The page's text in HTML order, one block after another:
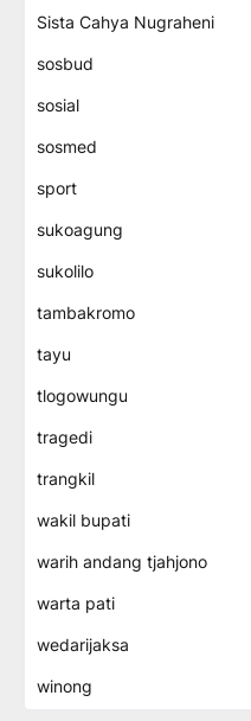
Sista Cahya Nugraheni
sosbud
sosial
sosmed
sport
sukoagung
sukolilo
tambakromo
tayu
tlogowungu
tragedi
trangkil
wakil bupati
warih andang tjahjono
warta pati
wedarijaksa
winong